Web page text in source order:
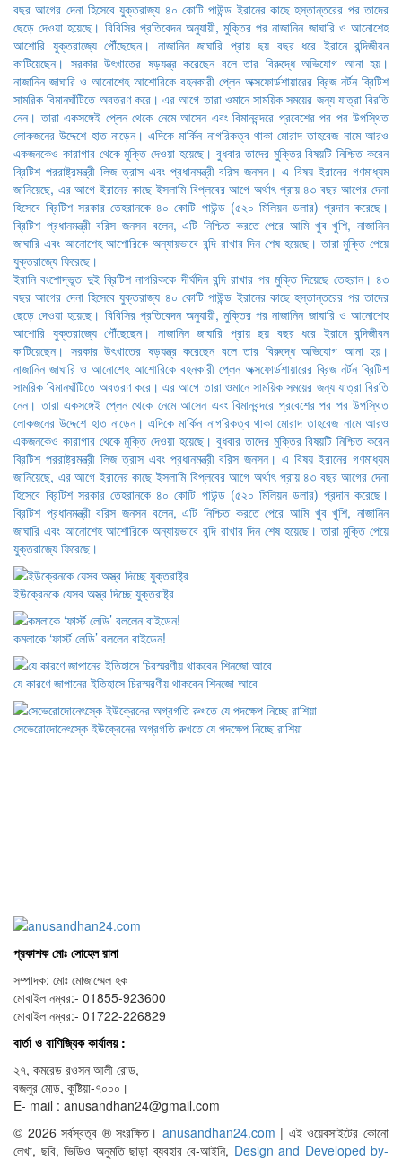
ইরানি বংশোদ্ভূত দুই ব্রিটিশ নাগরিককে দীর্ঘদিন বন্দি রাখার পর মুক্তি দিয়েছে তেহরান। ৪৩
বছর আগের দেনা হিসেবে যুক্তরাজ্য ৪০ কোটি পাউন্ড ইরানের কাছে হস্তান্তরের পর তাদের
ছেড়ে দেওয়া হয়েছে। বিবিসির প্রতিবেদন অনুযায়ী, মুক্তির পর নাজানিন জাঘারি ও আনোশেহ
আশোরি যুক্তরাজ্যে পৌঁছেছেন। নাজানিন জাঘারি প্রায় ছয় বছর ধরে ইরানে বন্দিজীবন
কাটিয়েছেন। সরকার উৎখাতের ষড়যন্ত্র করেছেন বলে তার বিরুদ্ধে অভিযোগ আনা হয়।
নাজানিন জাঘারি ও আনোশেহ আশোরিকে বহনকারী প্লেন অক্সফোর্ডশায়ারের ব্রিজ নর্টন ব্রিটিশ
সামরিক বিমানঘাঁটিতে অবতরণ করে। এর আগে তারা ওমানে সাময়িক সময়ের জন্য যাত্রা বিরতি
নেন। তারা একসঙ্গেই প্লেন থেকে নেমে আসেন এবং বিমানবন্দরে প্রবেশের পর পর উপস্থিত
লোকজনের উদ্দেশে হাত নাড়েন। এদিকে মার্কিন নাগরিকত্ব থাকা মোরাদ তাহবেজ নামে আরও
একজনকেও কারাগার থেকে মুক্তি দেওয়া হয়েছে। বুধবার তাদের মুক্তির বিষয়টি নিশ্চিত করেন
ব্রিটিশ পররাষ্ট্রমন্ত্রী লিজ ত্রাস এবং প্রধানমন্ত্রী বরিস জনসন। এ বিষয় ইরানের গণমাধ্যম
জানিয়েছে, এর আগে ইরানের কাছে ইসলামি বিপ্লবের আগে অর্থাৎ প্রায় ৪৩ বছর আগের দেনা
হিসেবে ব্রিটিশ সরকার তেহরানকে ৪০ কোটি পাউন্ড (৫২০ মিলিয়ন ডলার) প্রদান করেছে।
ব্রিটিশ প্রধানমন্ত্রী বরিস জনসন বলেন, এটি নিশ্চিত করতে পেরে আমি খুব খুশি, নাজানিন
জাঘারি এবং আনোশেহ আশোরিকে অন্যায়ভাবে বন্দি রাখার দিন শেষ হয়েছে। তারা মুক্তি পেয়ে
যুক্তরাজ্যে ফিরেছে।
ইউক্রেনকে যেসব অস্ত্র দিচ্ছে যুক্তরাষ্ট্র
কমলাকে ‘ফার্স্ট লেডি’ বললেন বাইডেন!
যে কারণে জাপানের ইতিহাসে চিরস্মরণীয় থাকবেন শিনজো আবে
সেভেরোদোনেৎস্কে ইউক্রেনের অগ্রগতি রুখতে যে পদক্ষেপ নিচ্ছে রাশিয়া
প্রকাশক মোঃ সোহেল রানা
সম্পাদক: মোঃ মোজাম্মেল হক
মোবাইল নম্বর:- 01855-923600
মোবাইল নম্বর:- 01722-226829
বার্তা ও বাণিজ্যিক কার্যালয় :
২৭, কমরেড রওসন আলী রোড,
বজলুর মোড়, কুষ্টিয়া-৭০০০।
E- mail : anusandhan24@gmail.com
© 2026 সর্বস্বত্ব ® সংরক্ষিত। anusandhan24.com | এই ওয়েবসাইটের কোনো
লেখা, ছবি, ভিডিও অনুমতি ছাড়া ব্যবহার বে-আইনি, Design and Developed by-